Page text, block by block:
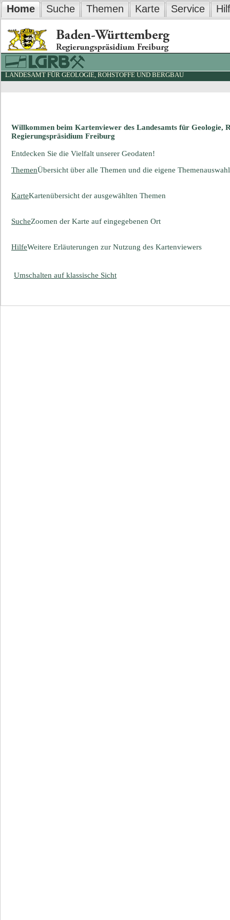
Home Suche Themen Karte Service
LANDESAMT FÜR GEOLOGIE, ROHSTOFFE UND BERGBAU
Willkommen beim Kartenviewer des Landesamts für Geologie,
Regierungspräsidium Freiburg
Entdecken Sie die Vielfalt unserer Geodaten!
ThemenÜbersicht über alle Themen und die eigene Themenauswahl
KarteKartenübersicht der ausgewählten Themen
SucheZoomen der Karte auf eingegebenen Ort
HilfeWeitere Erläuterungen zur Nutzung des Kartenviewers
Umschalten auf klassische Sicht